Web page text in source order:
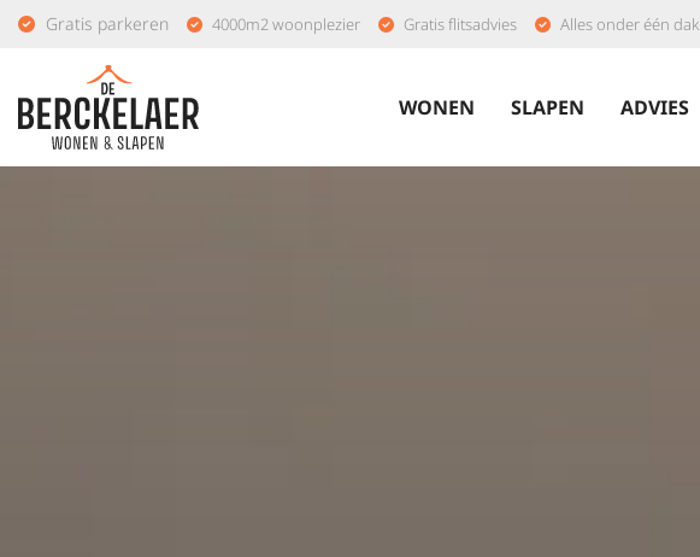
Gratis parkeren 4000m2 woonplezier Gratis flitsadvies Alles onder één dak
WONEN SLAPEN ADVIES